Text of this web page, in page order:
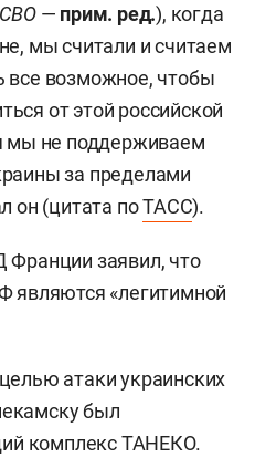
СВО— прим. ред.), когда
мы считали и считаем
все возможное, чтобы
от этой российской
мы не поддерживаем
за пределами
он (цитата поТАСС).
Франции заявил, что
являются «легитимной
атаки украинских
был
комплекс ТАНЕКО.